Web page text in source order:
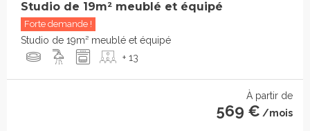
Studio de 19m² meublé et équipé
Forte demande !
Studio de 19m² meublé et équipé
+ 13
À partir de
569 € /mois